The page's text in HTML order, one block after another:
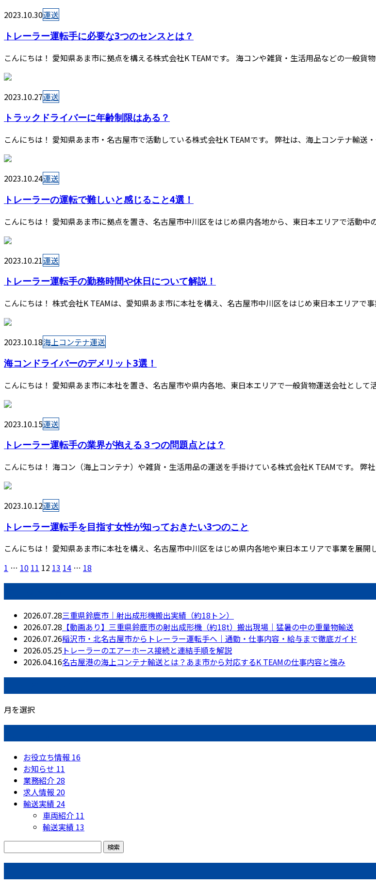
2023.10.30運送
トレーラー運転手に必要な3つのセンスとは？
こんにちは！ 愛知県あま市に拠点を構える株式会社K TEAMです。 海コンや雑貨・生活用品などの一般貨
2023.10.27運送
トラックドライバーに年齢制限はある？
こんにちは！ 愛知県あま市・名古屋市で活動している株式会社K TEAMです。 弊社は、海上コンテナ輸送
2023.10.24運送
トレーラーの運転で難しいと感じること4選！
こんにちは！ 愛知県あま市に拠点を置き、名古屋市中川区をはじめ県内各地から、東日本エリアで活動中
2023.10.21運送
トレーラー運転手の勤務時間や休日について解説！
こんにちは！ 株式会社K TEAMは、愛知県あま市に本社を構え、名古屋市中川区をはじめ東日本エリアで
2023.10.18海上コンテナ運送
海コンドライバーのデメリット3選！
こんにちは！ 愛知県あま市に本社を置き、名古屋市や県内各地、東日本エリアで一般貨物運送会社として
2023.10.15運送
トレーラー運転手の業界が抱える３つの問題点とは？
こんにちは！ 海コン（海上コンテナ）や雑貨・生活用品の運送を手掛けている株式会社K TEAMです。 弊
2023.10.12運送
トレーラー運転手を目指す女性が知っておきたい3つのこと
こんにちは！ 愛知県あま市に本社を構え、名古屋市中川区をはじめ県内各地や東日本エリアで事業を展開
1 … 10 11 12 13 14 … 18
2026.07.28三重県鈴鹿市｜射出成形機搬出実績（約18トン）
2026.07.28 【動画あり】三重県鈴鹿市の射出成形機（約18t）搬出現場｜猛暑の中の重量物輸送
2026.07.26稲沢市・北名古屋市からトレーラー運転手へ｜通勤・仕事内容・給与まで徹底ガイド
2026.05.25 トレーラーのエアーホース接続と連結手順を解説
2026.04.16名古屋港の海上コンテナ輸送とは？あま市から対応するK TEAMの仕事内容と強み
月を選択
お役立ち情報 16
お知らせ 11
業務紹介 28
求人情報 20
輸送実績 24
車両紹介 11
輸送実績 13